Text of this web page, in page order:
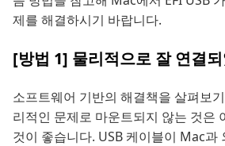
제를 해결하시기 바랍니다.
[방법 1] 물리적으로 잘 연결
소프트웨어 기반의 해결책을 살펴보
리적인 문제로 마운트되지 않는 것은
것이 좋습니다. USB 케이블이 Mac과